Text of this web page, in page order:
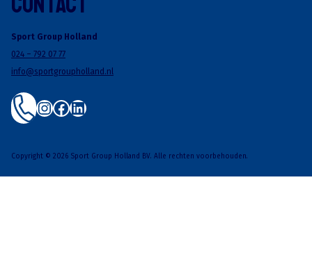
Sport Group Holland
024 – 792 07 77
info@sportgroupholland.nl
InstagramFacebook LinkedIn
Copyright © 2026 Sport Group Holland BV. Alle rechten voorbehouden.